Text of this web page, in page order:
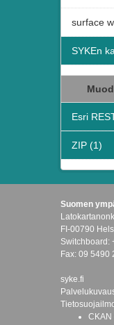
surface
SYKEn
Esri
ZIP (1)
Suomen
FI-00790
Switchboard:
Fax: 09 5490
syke.fi
CKAN